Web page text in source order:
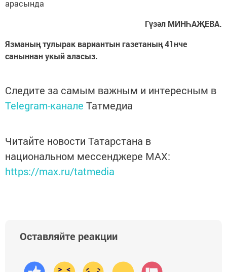
арасында
Гүзәл МИНҺАҖЕВА.
Язманың тулырак вариантын газетаның 41нче
саныннан укый аласыз.
Следите за самым важным и интересным в
Telegram-канале Татмедиа
Читайте новости Татарстана в
национальном мессенджере MАХ:
https://max.ru/tatmedia
Оставляйте реакции